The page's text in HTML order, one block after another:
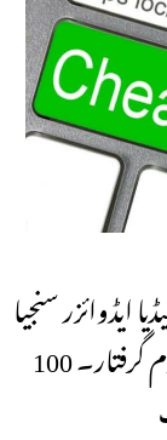
سنجیا
بارو ہوئے آن لائن دھوکہ دہی کا شکار۔ ملزم گرفتار۔ 100